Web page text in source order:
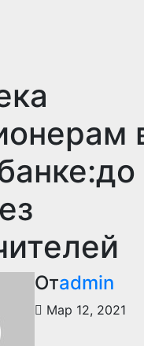
Отadmin
Мар 12, 2021